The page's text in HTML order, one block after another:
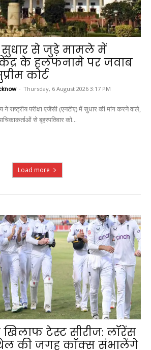
सुधार से जुड़े मामले में
केंद्र के हलफनामे पर जवाब
कोर्ट
- Thursday, 6 August 2026 3:17 PM
राष्ट्रीय परीक्षा एजेंसी (एनटीए) में सुधार की मांग करने वाले,
से बृहस्पतिवार को...
Load more
टेस्ट सीरीज: लॉरेंस
की जगह कॉक्स संभालेंगे